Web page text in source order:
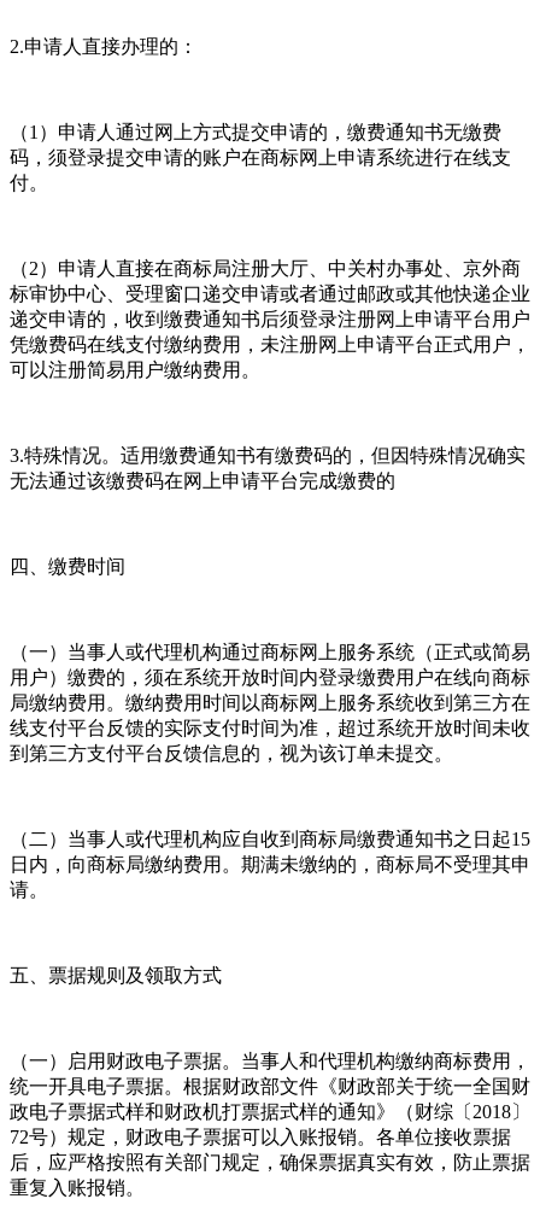
2.申请人直接办理的：
（1）申请人通过网上方式提交申请的，缴费通知书无缴费
码，须登录提交申请的账户在商标网上申请系统进行在线支
付。
（2）申请人直接在商标局注册大厅、中关村办事处、京外商
标审协中心、受理窗口递交申请或者通过邮政或其他快递企业
递交申请的，收到缴费通知书后须登录注册网上申请平台用户
凭缴费码在线支付缴纳费用，未注册网上申请平台正式用户，
可以注册简易用户缴纳费用。
3.特殊情况。适用缴费通知书有缴费码的，但因特殊情况确实
无法通过该缴费码在网上申请平台完成缴费的
四、缴费时间
（一）当事人或代理机构通过商标网上服务系统（正式或简易
用户）缴费的，须在系统开放时间内登录缴费用户在线向商标
局缴纳费用。缴纳费用时间以商标网上服务系统收到第三方在
线支付平台反馈的实际支付时间为准，超过系统开放时间未收
到第三方支付平台反馈信息的，视为该订单未提交。
（二）当事人或代理机构应自收到商标局缴费通知书之日起15
日内，向商标局缴纳费用。期满未缴纳的，商标局不受理其申
请。
五、票据规则及领取方式
（一）启用财政电子票据。当事人和代理机构缴纳商标费用，
统一开具电子票据。根据财政部文件《财政部关于统一全国财
政电子票据式样和财政机打票据式样的通知》（财综〔2018〕
72号）规定，财政电子票据可以入账报销。各单位接收票据
后，应严格按照有关部门规定，确保票据真实有效，防止票据
重复入账报销。